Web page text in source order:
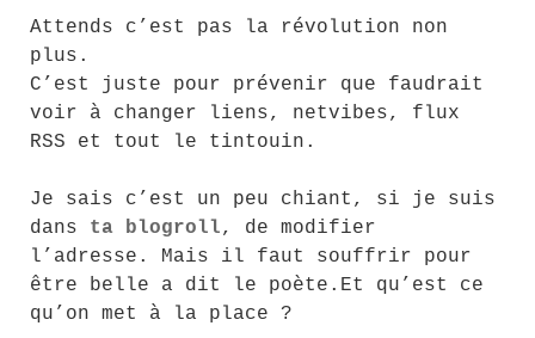
Attends c’est pas la révolution non
plus.
C’est juste pour prévenir que faudrait
voir à changer liens, netvibes, flux
RSS et tout le tintouin.
Je sais c’est un peu chiant, si je suis
dans ta blogroll, de modifier
l’adresse. Mais il faut souffrir pour
être belle a dit le poète.Et qu’est ce
qu’on met à la place ?